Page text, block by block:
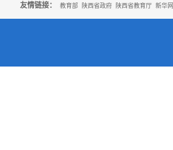
友情链接： 教育部 陕西省政府 陕西省教育厅 新华网